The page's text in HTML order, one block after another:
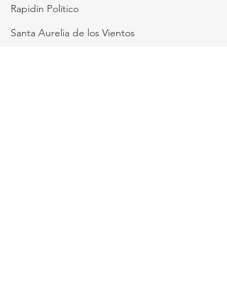
Rapidín Político
Santa Aurelia de los Vientos